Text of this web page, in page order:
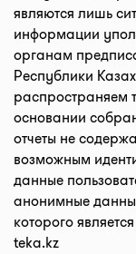
являются лишь
информации
органам
Республики
распространяем
основании
отчеты не
возможным
данные
анонимные
которого
teka.kz